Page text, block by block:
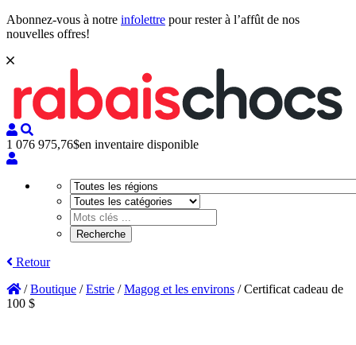
Abonnez-vous à notre infolettre pour rester à l’affût de nos
nouvelles offres!
1 076 975,76$en inventaire disponible
Retour
/Boutique /Estrie /Magog et les environs /Certificat cadeau de
100 $